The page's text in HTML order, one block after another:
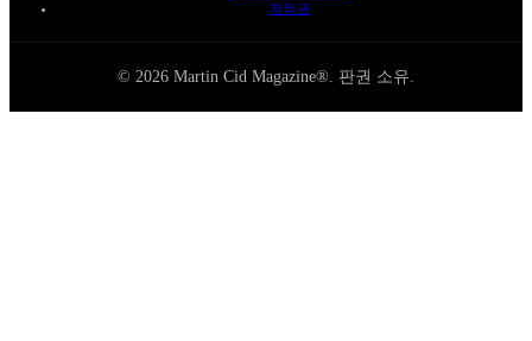
저작권
© 2026 Martin Cid Magazine®. 판권 소유.